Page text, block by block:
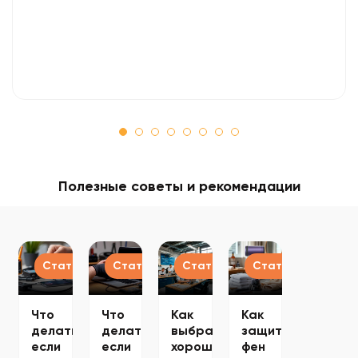
Полезные советы и рекомендации
Статьи
Что
делать,
если
Статьи
Что
делать,
если
Статьи
Как
выбрать
хороший
Статьи
Как
защитить
фен